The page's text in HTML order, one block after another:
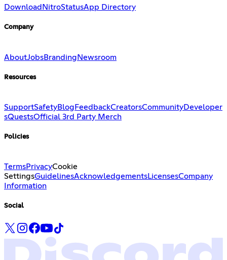
Download NitroStatusApp Directory
Company
AboutJobsBrandingNewsroom
Resources
SupportSafetyBlog FeedbackCreatorsCommunityDeveloper
sQuestsOfficial 3rd Party Merch
Policies
TermsPrivacyCookie
SettingsGuidelinesAcknowledgementsLicensesCompany
Information
Social